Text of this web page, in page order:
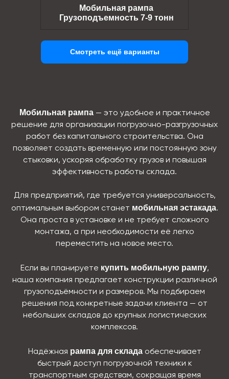
Мобильная рампа
Грузоподъемность 7-9 тонн
Смотреть ещё варианты
Мобильная рампа— это удобное и практичное
решение для организации погрузочно-разгрузочных
работ без капитального строительства. Она
позволяет создать временную или постоянную зону
стыковки, ускоряя обработку грузов и повышая
эффективность работы склада.
Для предприятий, где требуется универсальность,
оптимальным выбором станет мобильная эстакада.
Она проста в установке и не требует сложного
монтажа, а при необходимости её легко
переместить на новое место.
Если вы планируете купить мобильную рампу,
наша компания предлагает конструкции различной
грузоподъёмности и размеров. Мы подбираем
решения под конкретные задачи клиента — от
небольших складов до крупных логистических
комплексов.
Надёжная рампа для складаобеспечивает
быстрый доступ погрузочной техники к
транспортным средствам, сокращая время